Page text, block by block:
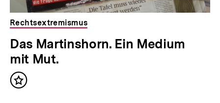
Rechtsextremismus
Das Martinshorn. Ein Medium
mit Mut.
Inhalt